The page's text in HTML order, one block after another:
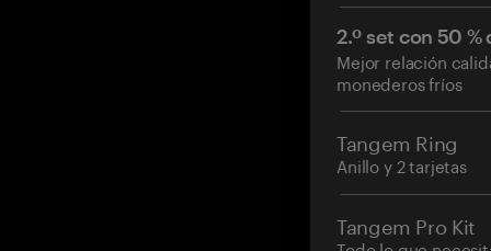
2.º set con 50
Mejor relación
monederos fríos
Tangem Ring
Anillo y 2 tarjetas
Tangem Pro Kit